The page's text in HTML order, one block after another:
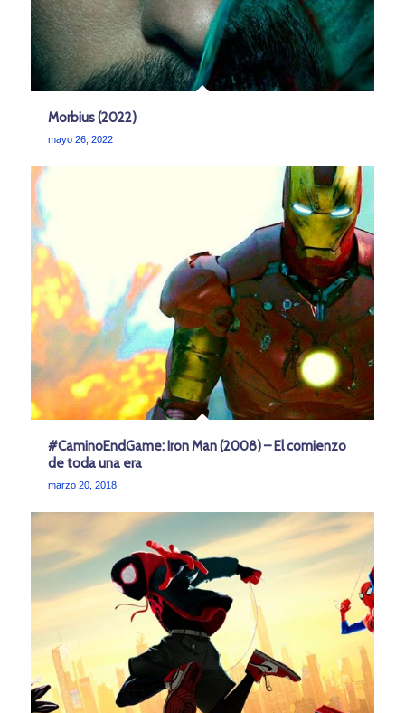
Morbius (2022)
mayo 26, 2022
#CaminoEndGame: Iron Man (2008) – El comienzo
de toda una era
marzo 20, 2018